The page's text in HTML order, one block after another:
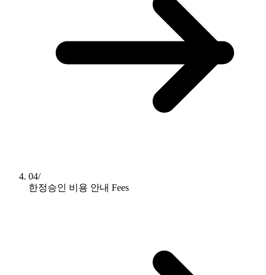
04/
한정승인 비용 안내 Fees